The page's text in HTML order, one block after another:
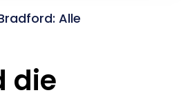
Alle
die